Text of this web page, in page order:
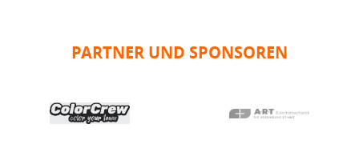
PARTNER UND SPONSOREN